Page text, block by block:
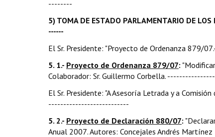
--------
5) TOMA DE ESTADO PARLAMENTARIO DE
------
El Sr. Presidente: "Proyecto de Ordenanza 879/
5. 1.- Proyecto de Ordenanza 879/07:
Colaborador: Sr. Guillermo Corbella.
El Sr. Presidente: "A Asesoría Letrada y a
---------------------------
5. 2.- Proyecto de Declaración 880/07:
Anual 2007. Autores: Concejales Andrés